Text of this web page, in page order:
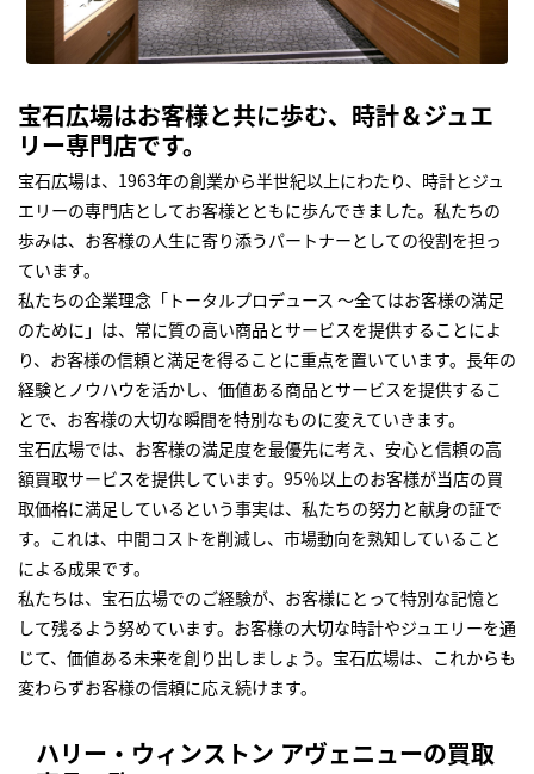
宝石広場はお客様と共に歩む、時計＆ジュエ
リー専門店です。
宝石広場は、1963年の創業から半世紀以上にわたり、時計とジュ
エリーの専門店としてお客様とともに歩んできました。私たちの
歩みは、お客様の人生に寄り添うパートナーとしての役割を担っ
ています。
私たちの企業理念「トータルプロデュース ～全てはお客様の満足
のために」は、常に質の高い商品とサービスを提供することによ
り、お客様の信頼と満足を得ることに重点を置いています。長年の
経験とノウハウを活かし、価値ある商品とサービスを提供するこ
とで、お客様の大切な瞬間を特別なものに変えていきます。
宝石広場では、お客様の満足度を最優先に考え、安心と信頼の高
額買取サービスを提供しています。95％以上のお客様が当店の買
取価格に満足しているという事実は、私たちの努力と献身の証で
す。これは、中間コストを削減し、市場動向を熟知していること
による成果です。
私たちは、宝石広場でのご経験が、お客様にとって特別な記憶と
して残るよう努めています。お客様の大切な時計やジュエリーを通
じて、価値ある未来を創り出しましょう。宝石広場は、これからも
変わらずお客様の信頼に応え続けます。
ハリー・ウィンストン アヴェニューの買取